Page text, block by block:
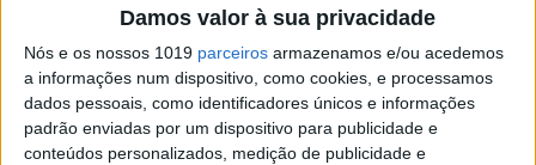
Damos valor à sua privacidade
Nós e os nossos 1019 parceiros armazenamos e/ou acedemos
a informações num dispositivo, como cookies, e processamos
dados pessoais, como identificadores únicos e informações
padrão enviadas por um dispositivo para publicidade e
conteúdos personalizados, medição de publicidade e
Coenen dominou em MXGP, Valin estreou-
se a vencer em MX2